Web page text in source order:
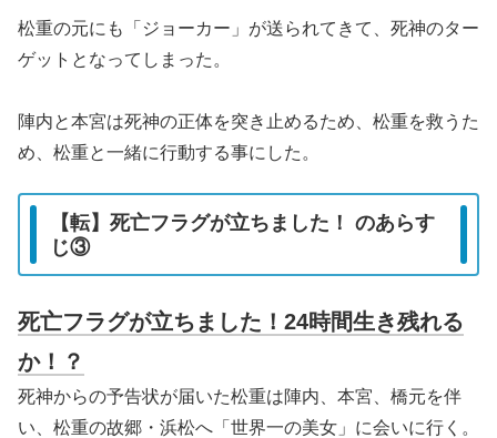
松重の元にも「ジョーカー」が送られてきて、死神のター
ゲットとなってしまった。
陣内と本宮は死神の正体を突き止めるため、松重を救うた
め、松重と一緒に行動する事にした。
【転】死亡フラグが立ちました！ のあらす
じ③
死亡フラグが立ちました！24時間生き残れる
か！？
死神からの予告状が届いた松重は陣内、本宮、橋元を伴
い、松重の故郷・浜松へ「世界一の美女」に会いに行く。